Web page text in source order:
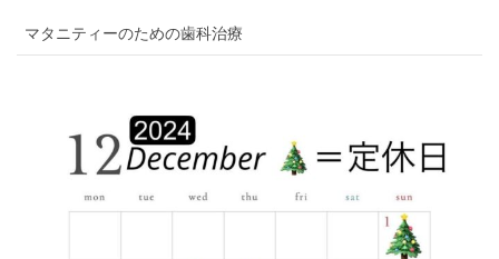
マタニティーのための歯科治療